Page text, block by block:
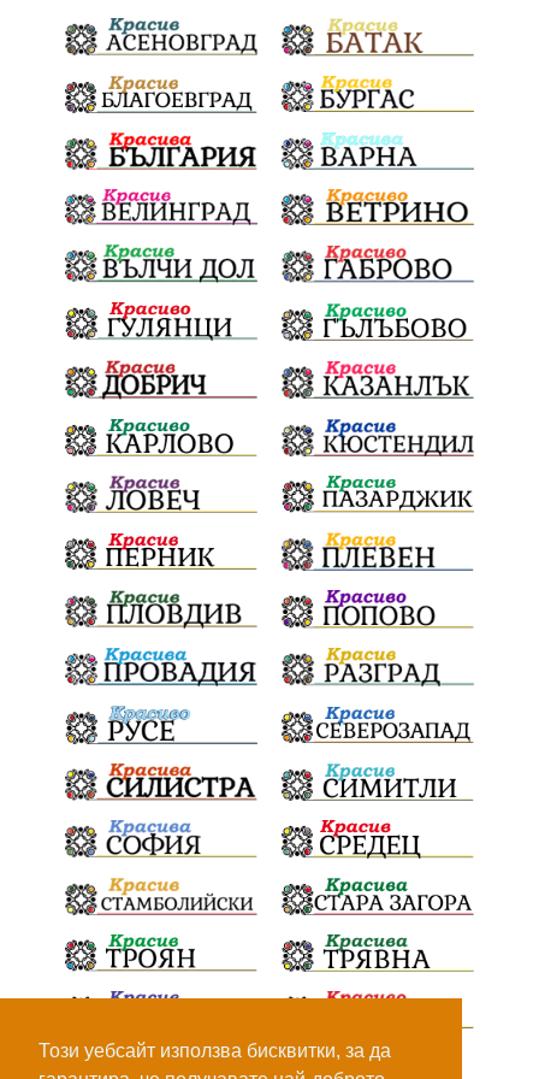
Този уебсайт използва бисквитки, за да
Полиграф ДетекторНаЛъжата МВР
ОбезпечителниМерки МестнаВласт Котел
СИК Ружица РайнаКнягиня
ВеселинОрешков Шофьори
НационаленШампион ОрлинОрлиновЕнчев
ВСС СъдебнаРеформа Шантаж
ПолитическиНатиск ЗаплахаЗаАрест
ПартияВеличие ЕкатеринаДафовска Тракия
ПТП Сливен КварталРечица Данъци
ПътнаИнфраструктура Асфалт
БрашноСтоименов ИстинскиХляб
БългарскоКачество Запис
ПолитическоЗадкулисие Микродрон
КомарДрон КитайскаТехнология
ВоенниТехнологии Наркотици Дрога
НелегалнаЛаборатория Байрактаров
НеНаНаркотиците